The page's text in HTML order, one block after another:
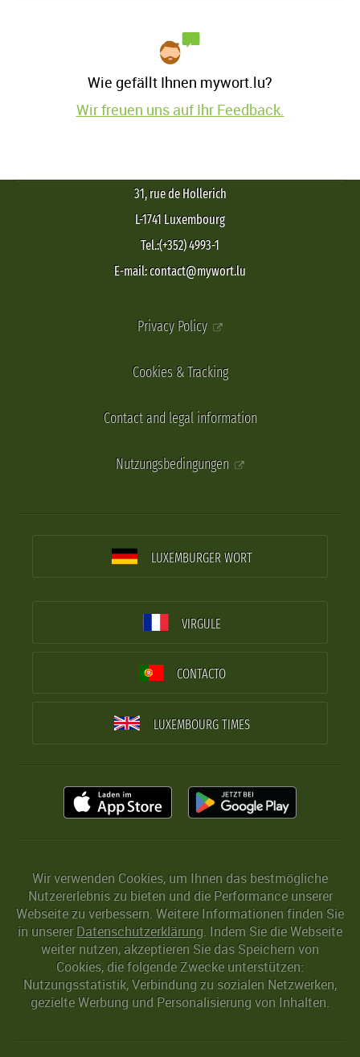
Wie gefällt Ihnen mywort.lu?
Wir freuen uns auf Ihr Feedback.
31, rue de Hollerich
L-1741 Luxembourg
Tel.:(+352) 4993-1
E-mail: contact@mywort.lu
Privacy Policy
Cookies & Tracking
Contact and legal information
Nutzungsbedingungen
LUXEMBURGER WORT
VIRGULE
CONTACTO
LUXEMBOURG TIMES
Wir verwenden Cookies, um Ihnen das bestmögliche
Nutzererlebnis zu bieten und die Performance unserer
Webseite zu verbessern. Weitere Informationen finden Sie
in unserer Datenschutzerklärung. Indem Sie die Webseite
weiter nutzen, akzeptieren Sie das Speichern von
Cookies, die folgende Zwecke unterstützen:
Nutzungsstatistik, Verbindung zu sozialen Netzwerken,
gezielte Werbung und Personalisierung von Inhalten.